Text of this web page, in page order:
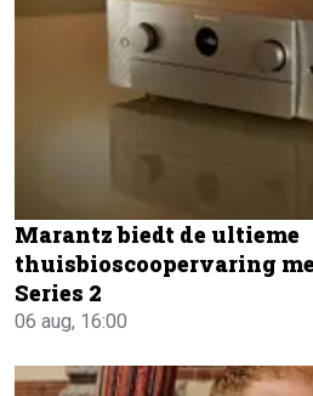
Marantz biedt de ultieme
thuisbioscoopervaring
Series 2
06 aug, 16:00